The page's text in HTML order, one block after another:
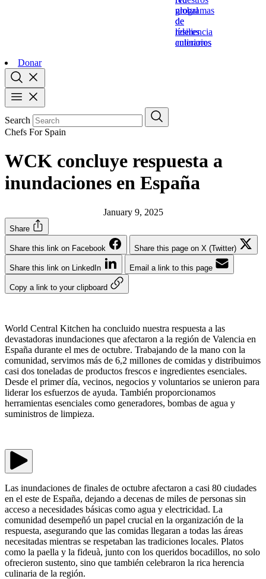
programas
de
resiliencia
anteriores
global
de
líderes
culinarios
Donar
Search
Chefs For Spain
WCK concluye respuesta a
inundaciones en España
January 9, 2025
Share
Share this link on Facebook Share this page on X (Twitter)
Share this link on LinkedIn Email a link to this page
Copy a link to your clipboard
World Central Kitchen ha concluido nuestra respuesta a las
devastadoras inundaciones que afectaron a la región de Valencia en
España durante el mes de octubre. Trabajando de la mano con la
comunidad, servimos más de 6,2 millones de comidas y distribuimos
casi dos toneladas de productos frescos e ingredientes esenciales.
Desde el primer día, vecinos, negocios y voluntarios se unieron para
liderar los esfuerzos de ayuda. También proporcionamos
herramientas esenciales como generadores, bombas de agua y
suministros de limpieza.
Las inundaciones de finales de octubre afectaron a casi 80 ciudades
en el este de España, dejando a decenas de miles de personas sin
acceso a necesidades básicas como agua y electricidad. La
comunidad desempeñó un papel crucial en la organización de la
respuesta, asegurando que las comidas llegaran a todas las áreas
necesitadas mientras se respetaban las tradiciones locales. Platos
como la paella y la fideuà, junto con los queridos bocadillos, no solo
ofrecieron sustento, sino que también celebraron la rica herencia
culinaria de la región.